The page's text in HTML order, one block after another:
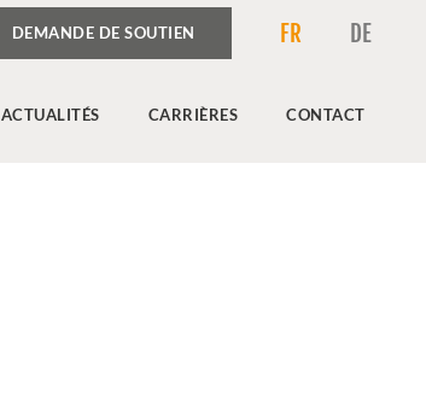
DEMANDE DE SOUTIEN FR DE
ACTUALITÉS CARRIÈRES CONTACT